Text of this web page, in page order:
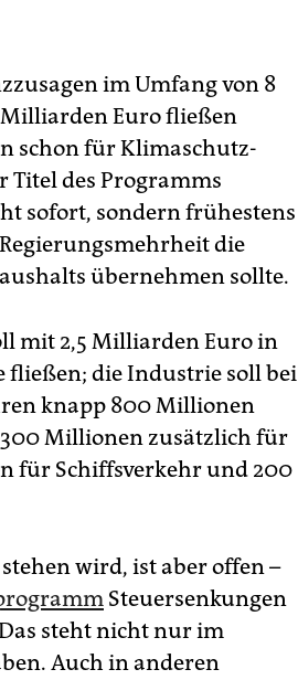
im Umfang von 8
Euro fließen
schon für Klimaschutz-
Titel des Programms
sofort, sondern frühestens
die
übernehmen sollte.
mit 2,5 Milliarden Euro in
fließen; die Industrie soll bei
knapp 800 Millionen
Millionen zusätzlich für
für Schiffsverkehr und 200
wird, ist aber offen –
Steuersenkungen
steht nicht nur im
Auch in anderen